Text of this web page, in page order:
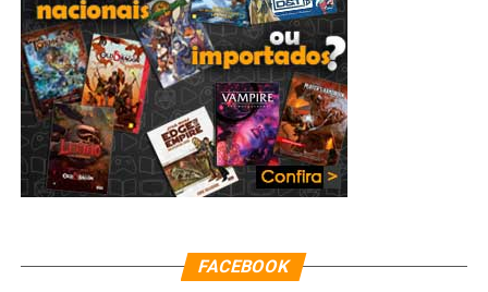
FACEBOOK